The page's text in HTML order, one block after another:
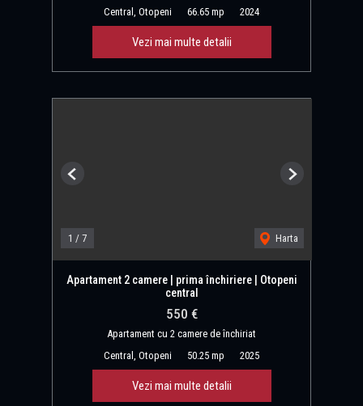
Central, Otopeni
66.65 mp 2024
Vezi mai multe detalii
1 / 7 Harta
Previous Next
Apartament 2 camere | prima închiriere | Otopeni
central
550 €
Apartament cu 2 camere de închiriat
Central, Otopeni
50.25 mp 2025
Vezi mai multe detalii